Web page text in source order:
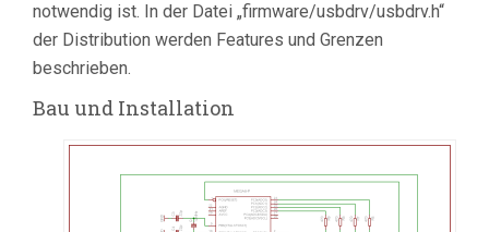
notwendig ist. In der Datei „firmware/usbdrv/usbdrv.h“
der Distribution werden Features und Grenzen
beschrieben.
Bau und Installation